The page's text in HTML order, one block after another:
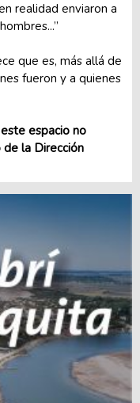
realidad enviaron a
que es, más allá de
fueron y a quienes
espacio no
la Dirección